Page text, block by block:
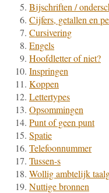
Bijschriften /
Cijfers, getallen en
Cursivering
Engels
Hoofdletter of niet?
Inspringen
Koppen
Lettertypes
Opsommingen
Punt of geen punt
Spatie
Telefoonnummer
Tussen-s
Wollig ambtelijk
Nuttige bronnen